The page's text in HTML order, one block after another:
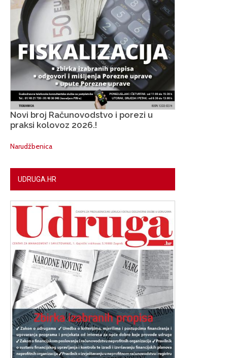
Novi broj Računovodstvo i porezi u
praksi kolovoz 2026.!
Narudžbenica
UDRUGA.HR